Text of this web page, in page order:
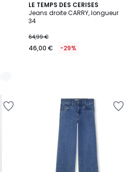
LE TEMPS DES CERISES
Jeans droite CARRY, longueur
34
64,99 €
46,00 € -29%